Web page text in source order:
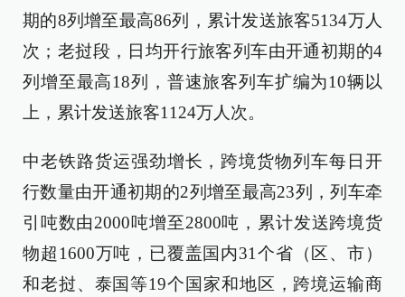
期的8列增至最高86列，累计发送旅客5134万人
次；老挝段，日均开行旅客列车由开通初期的4
列增至最高18列，普速旅客列车扩编为10辆以
上，累计发送旅客1124万人次。
中老铁路货运强劲增长，跨境货物列车每日开
行数量由开通初期的2列增至最高23列，列车牵
引吨数由2000吨增至2800吨，累计发送跨境货
物超1600万吨，已覆盖国内31个省（区、市）
和老挝、泰国等19个国家和地区，跨境运输商